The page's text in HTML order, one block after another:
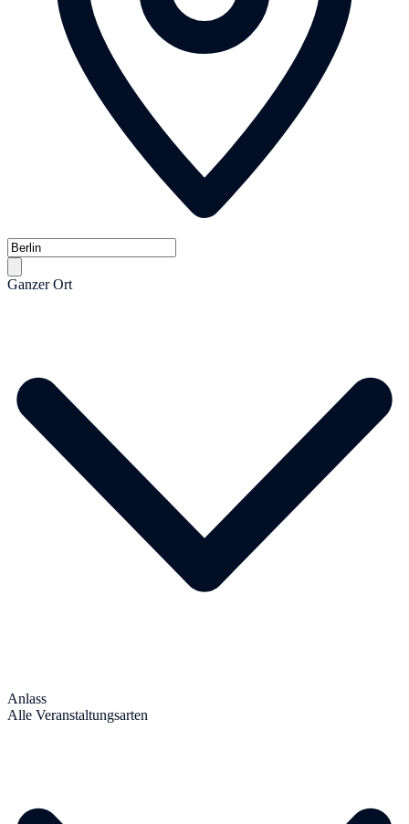
Ganzer Ort
Anlass
Alle Veranstaltungsarten